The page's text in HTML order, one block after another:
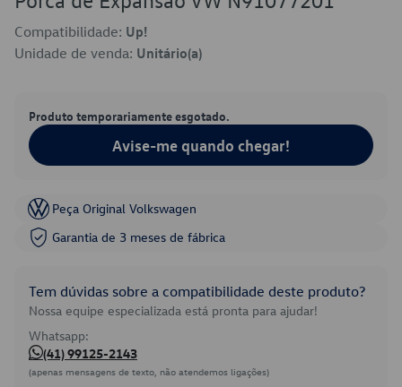
Compatibilidade: Up!
Unidade de venda: Unitário(a)
Produto temporariamente esgotado.
Avise-me quando chegar!
Peça Original Volkswagen
Garantia de 3 meses de fábrica
Tem dúvidas sobre a compatibilidade deste produto?
Nossa equipe especializada está pronta para ajudar!
Whatsapp:
(41) 99125-2143
(apenas mensagens de texto, não atendemos ligações)